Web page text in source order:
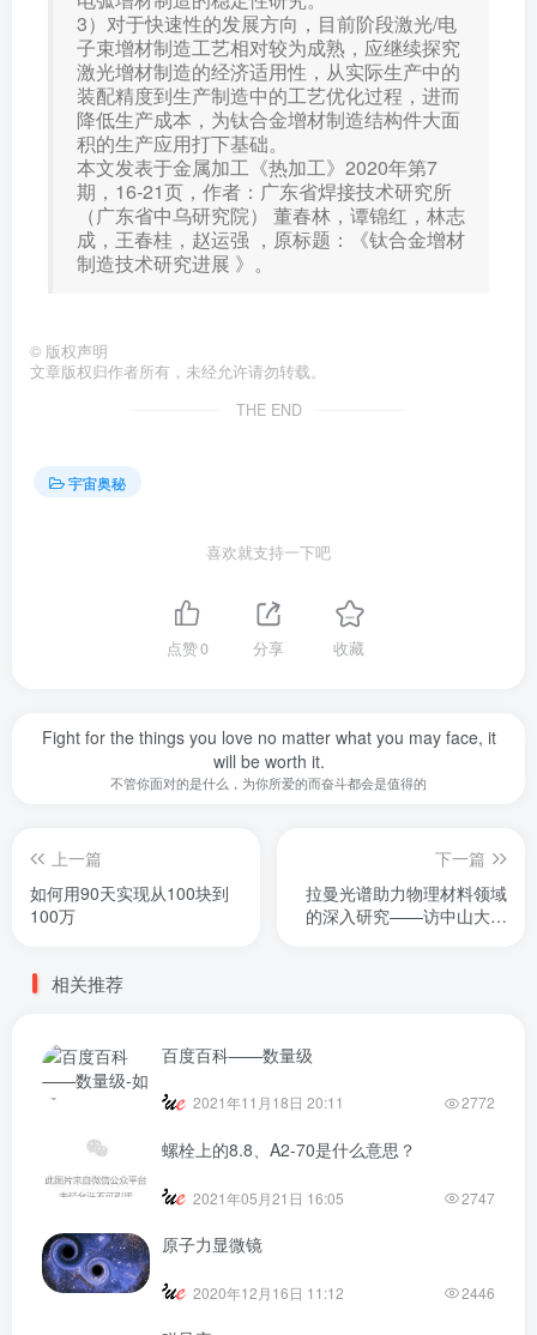
3）对于快速性的发展方向，目前阶段激光/电
子束增材制造工艺相对较为成熟，应继续探究
激光增材制造的经济适用性，从实际生产中的
装配精度到生产制造中的工艺优化过程，进而
降低生产成本，为钛合金增材制造结构件大面
积的生产应用打下基础。
本文发表于金属加工《热加工》2020年第7
期，16-21页，作者：广东省焊接技术研究所
（广东省中乌研究院） 董春林，谭锦红，林志
成，王春桂，赵运强 ，原标题：《钛合金增材
制造技术研究进展 》。
© 版权声明
文章版权归作者所有，未经允许请勿转载。
THE END
宇宙奥秘
喜欢就支持一下吧
点赞0 分享 收藏
Fight for the things you love no matter what you may face, it
will be worth it.
不管你面对的是什么，为你所爱的而奋斗都会是值得的
上一篇
如何用90天实现从100块到
100万
下一篇
拉曼光谱助力物理材料领域
的深入研究——访中山大学
相关推荐
百度百科——数量级
2021年11月18日 20:11 2772
螺栓上的8.8、A2-70是什么意思？
2021年05月21日 16:05 2747
原子力显微镜
2020年12月16日 11:12 2446